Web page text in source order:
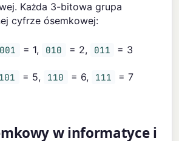
Każda 3-bitowa grupa
cyfrze ósemkowej:
001 = 1, 010 = 2, 011 = 3
101 = 5, 110 = 6, 111 = 7
w informatyce i